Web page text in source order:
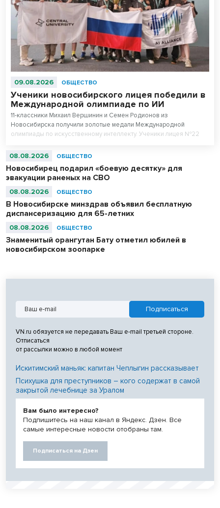
09.08.2026 ОБЩЕСТВО
Ученики новосибирского лицея победили в
Международной олимпиаде по ИИ
11-классники Михаил Вершинин и Семен Родионов из
Новосибирска получили золотые медали Международной
олимпиады по искусственному интеллекту. Ученики лицея №22
абсолютными чемпионами соревнований.
08.08.2026 ОБЩЕСТВО
Новосибирец подарил «боевую десятку» для
эвакуации раненых на СВО
08.08.2026 ОБЩЕСТВО
В Новосибирске минздрав объявил бесплатную
диспансеризацию для 65-летних
08.08.2026 ОБЩЕСТВО
Знаменитый орангутан Бату отметил юбилей в
новосибирском зоопарке
VN.ru обязуется не передавать Ваш e-mail третьей стороне.
Отписаться
от рассылки можно в любой момент
Искитимский маньяк: капитан Чеплыгин рассказывает
Психушка для преступников – кого содержат в самой
закрытой лечебнице за Уралом
Вам было интересно?
Подпишитесь на наш канал в Яндекс. Дзен. Все
самые интересные новости отобраны там.
Подписаться на Дзен